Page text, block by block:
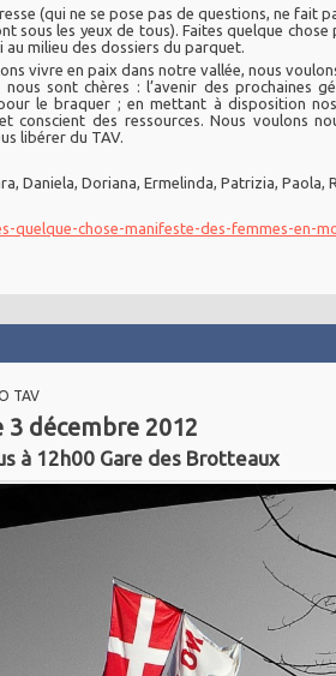
(qui ne se pose pas de questions, ne fait
les yeux de tous). Faites quelque chose
milieu des dossiers du parquet.
vivre en paix dans notre vallée, nous
sont chères : l’avenir des prochaines
le braquer ; en mettant à disposition
conscient des ressources. Nous voulons
libérer du TAV.
Daniela, Doriana, Ermelinda, Patrizia, Paola,
chose-manifeste-des-femmes-en-
TAV
3 décembre 2012
à 12h00 Gare des Brotteaux